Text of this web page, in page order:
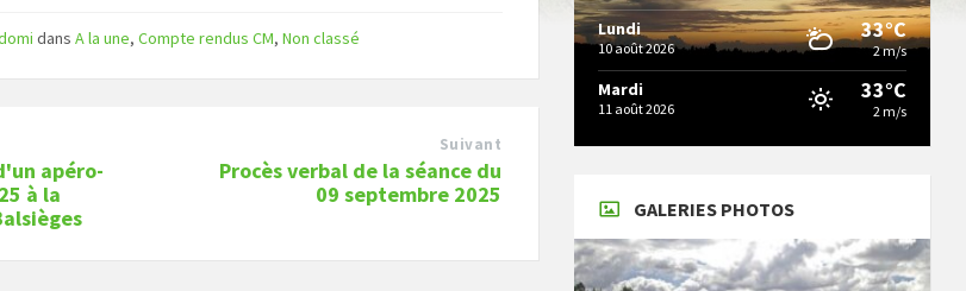
dansA la une,Compte rendus CM,Non classé
apéro-
à la
Suivant
Procès verbal de la séance du
09 septembre 2025
Lundi
10 août 2026
33°C
2 m/s
Mardi
11 août 2026
33°C
2 m/s
GALERIES PHOTOS